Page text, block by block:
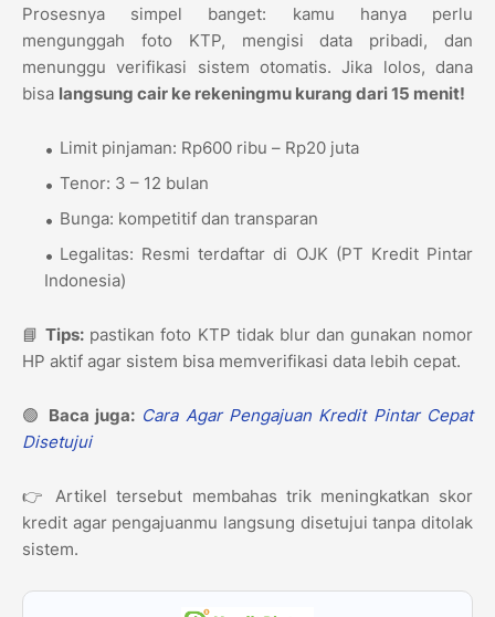
Prosesnya simpel banget: kamu hanya perlu
mengunggah foto KTP, mengisi data pribadi, dan
menunggu verifikasi sistem otomatis. Jika lolos, dana
bisa langsung cair ke rekeningmu kurang dari 15 menit!
Limit pinjaman: Rp600 ribu – Rp20 juta
Tenor: 3 – 12 bulan
Bunga: kompetitif dan transparan
Legalitas: Resmi terdaftar di OJK (PT Kredit Pintar
Indonesia)
📘Tips: pastikan foto KTP tidak blur dan gunakan nomor
HP aktif agar sistem bisa memverifikasi data lebih cepat.
🟢 Baca juga: Cara Agar Pengajuan Kredit Pintar Cepat
Disetujui
👉 Artikel tersebut membahas trik meningkatkan skor
kredit agar pengajuanmu langsung disetujui tanpa ditolak
sistem.